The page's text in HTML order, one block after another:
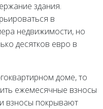
здания.
в
недвижимости, но
десятков евро в
доме, то
ежемесячные взносы
взносы покрывают